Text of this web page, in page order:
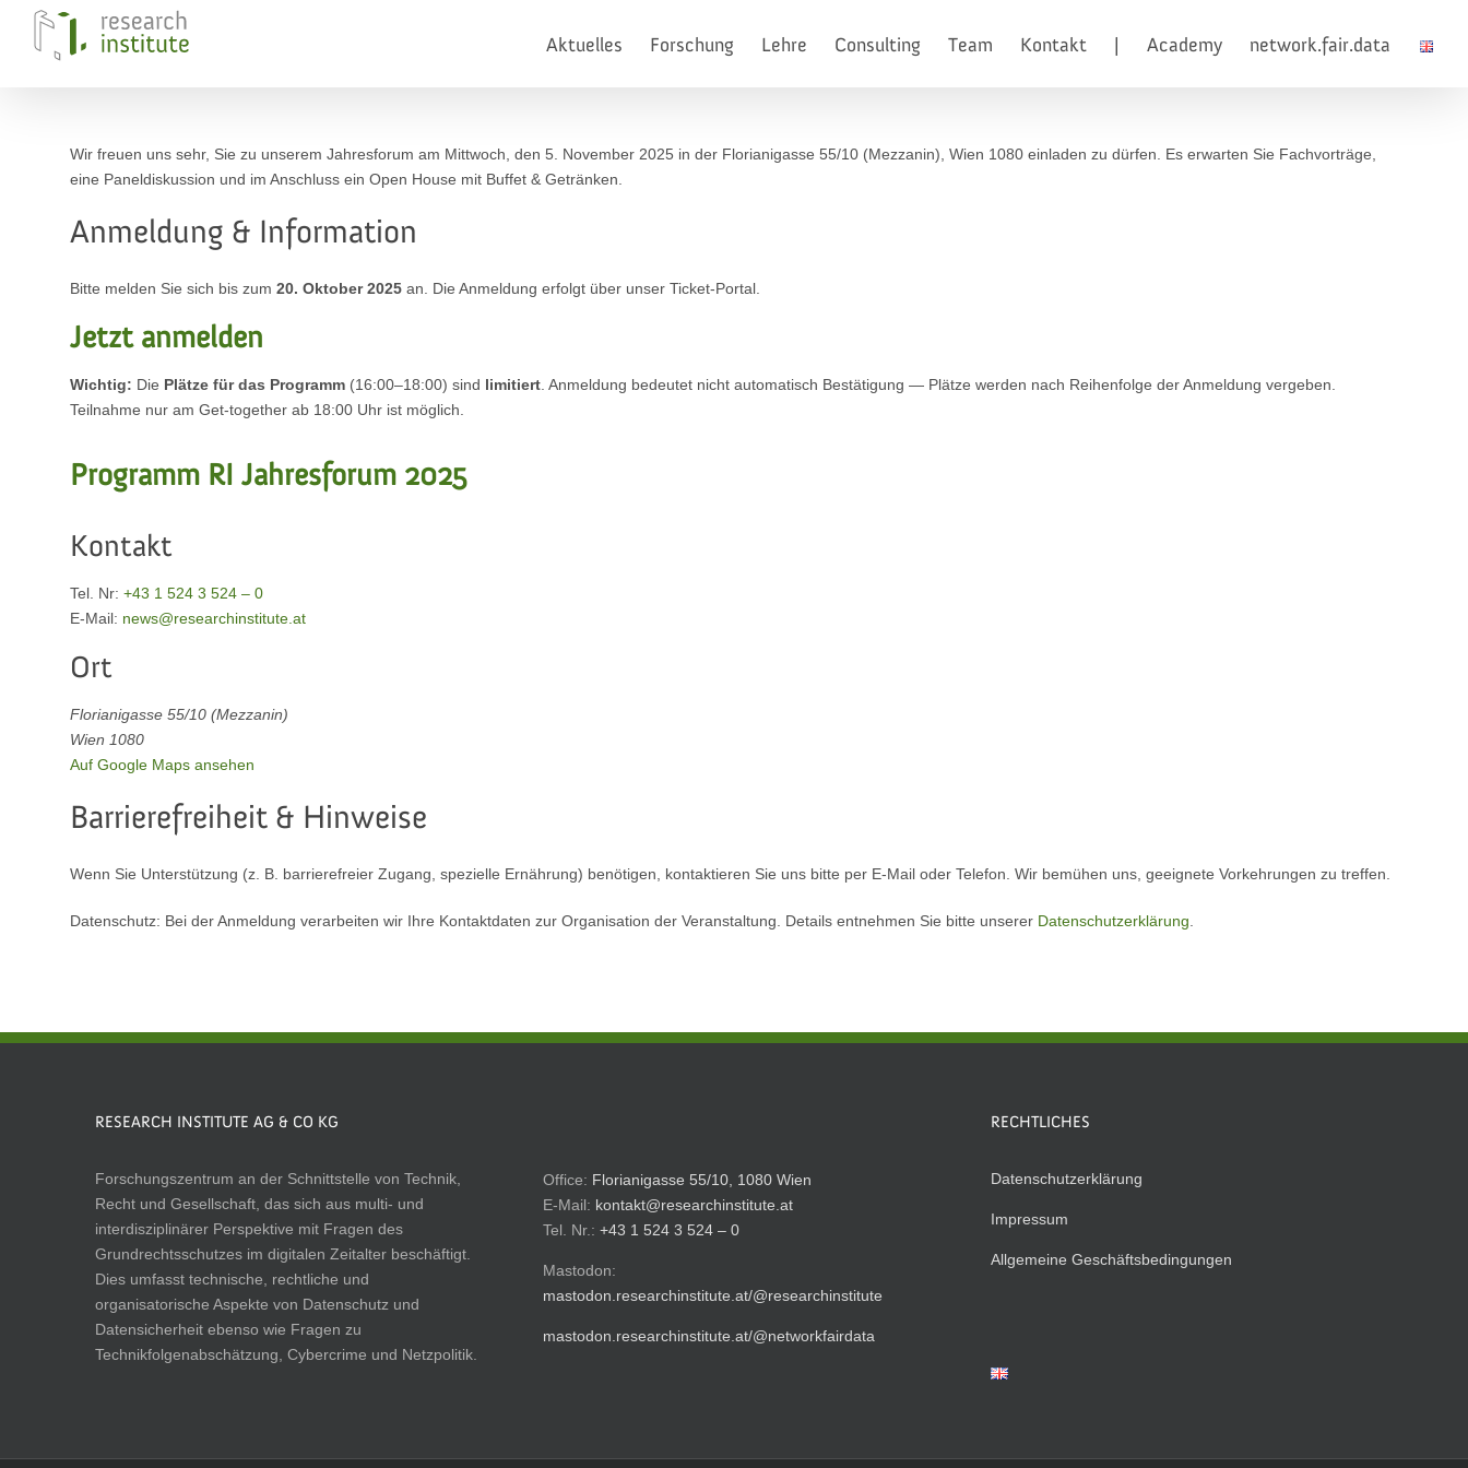
Aktuelles Forschung Lehre Consulting Team Kontakt Academy network.fair.data
Wir freuen uns sehr, Sie zu unserem Jahresforum am Mittwoch, den 5. November 2025 in der Florianigasse 55/10 (Mezzanin), Wien 1080 einladen zu dürfen. Es erwarten Sie Fachvorträge,
eine Paneldiskussion und im Anschluss ein Open House mit Buffet & Getränken.
Anmeldung & Information
Bitte melden Sie sich bis zum 20. Oktober 2025an. Die Anmeldung erfolgt über unser Ticket-Portal.
Jetzt anmelden
Wichtig: Die Plätze für das Programm(16:00–18:00) sind limitiert. Anmeldung bedeutet nicht automatisch Bestätigung — Plätze werden nach Reihenfolge der Anmeldung vergeben.
Teilnahme nur am Get-together ab 18:00 Uhr ist möglich.
Programm RI Jahresforum 2025
Kontakt
Tel. Nr: +43 1 524 3 524 – 0
E‑Mail: news@researchinstitute.at
Ort
Florianigasse 55/10 (Mezzanin)
Wien 1080
Auf Google Maps ansehen
Barrierefreiheit & Hinweise
Wenn Sie Unterstützung (z. B. barrierefreier Zugang, spezielle Ernährung) benötigen, kontaktieren Sie uns bitte per E‑Mail oder Telefon. Wir bemühen uns, geeignete Vorkehrungen zu treffen.
Datenschutz: Bei der Anmeldung verarbeiten wir Ihre Kontaktdaten zur Organisation der Veranstaltung. Details entnehmen Sie bitte unserer Datenschutzerklärung
RESEARCH INSTITUTE AG & CO KG
Forschungszentrum an der Schnittstelle von Technik,
Recht und Gesellschaft, das sich aus multi- und
interdisziplinärer Perspektive mit Fragen des
Grundrechtsschutzes im digitalen Zeitalter beschäftigt.
Dies umfasst technische, rechtliche und
organisatorische Aspekte von Datenschutz und
Datensicherheit ebenso wie Fragen zu
Technikfolgenabschätzung, Cybercrime und Netzpolitik.
Office: Florianigasse 55/10, 1080 Wien
E-Mail: kontakt@researchinstitute.at
Tel. Nr.: +43 1 524 3 524 – 0
Mastodon:
mastodon.researchinstitute.at/@researchinstitute
mastodon.researchinstitute.at/@networkfairdata
RECHTLICHES
Datenschutzerklärung
Impressum
Allgemeine Geschäftsbedingungen